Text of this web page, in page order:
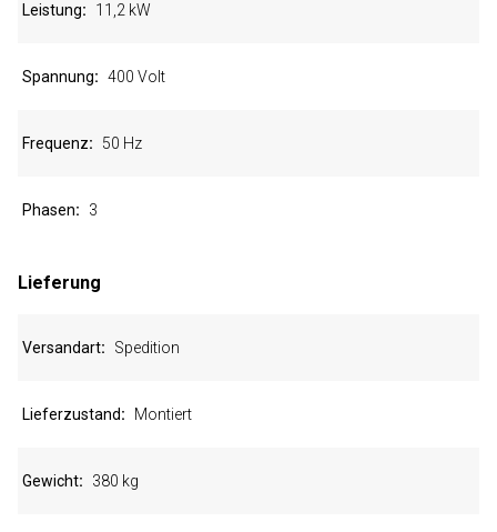
Leistung 11,2 kW
Spannung 400 Volt
Frequenz 50 Hz
Phasen 3
Lieferung
Versandart Spedition
Lieferzustand Montiert
Gewicht 380 kg